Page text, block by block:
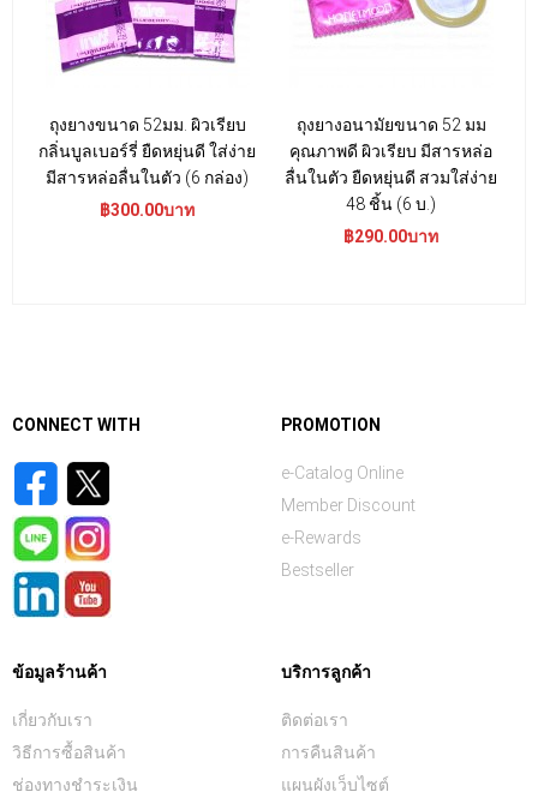
ถุงยางขนาด 52มม. ผิวเรียบ
กลิ่นบูลเบอร์รี่ ยืดหยุ่นดี ใส่ง่าย
มีสารหล่อลื่นในตัว (6 กล่อง)
฿300.00บาท
ถุงยางอนามัยขนาด 52 มม
คุณภาพดี ผิวเรียบ มีสารหล่อ
ลื่นในตัว ยืดหยุ่นดี สวมใส่ง่าย
48 ชิ้น (6 บ.)
฿290.00บาท
CONNECT WITH PROMOTION
e-Catalog Online
Member Discount
e-Rewards
Bestseller
ข้อมูลร้านค้า
เกี่ยวกับเรา
วิธีการซื้อสินค้า
ช่องทางชำระเงิน
บริการลูกค้า
ติดต่อเรา
การคืนสินค้า
แผนผังเว็บไซต์